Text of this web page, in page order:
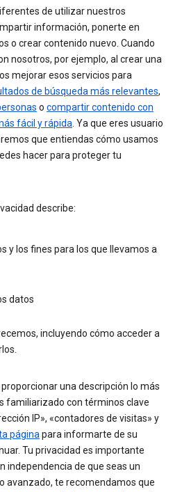
de utilizar nuestros
información, ponerte en
o crear contenido nuevo. Cuando
nosotros, por ejemplo, al crear una
mejorar esos servicios para
de búsqueda más relevantes,
o compartir contenido con
fácil y rápida. Ya que eres usuario
que entiendas cómo usamos
hacer para proteger tu
describe:
y los fines para los que llevamos a
datos
incluyendo cómo acceder a
una descripción lo más
familiarizado con términos clave
IP», «contadores de visitas» y
páginapara informarte de su
Tu privacidad es importante
independencia de que seas un
avanzado, te recomendamos que